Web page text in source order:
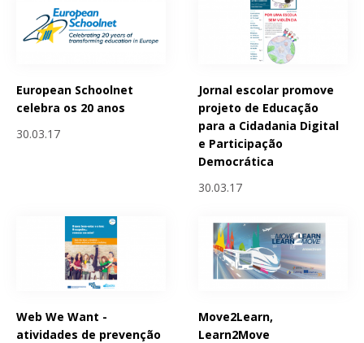
European Schoolnet
celebra os 20 anos
30.03.17
Jornal escolar promove
projeto de Educação
para a Cidadania Digital
e Participação
Democrática
30.03.17
Web We Want -
atividades de prevenção
Move2Learn,
Learn2Move